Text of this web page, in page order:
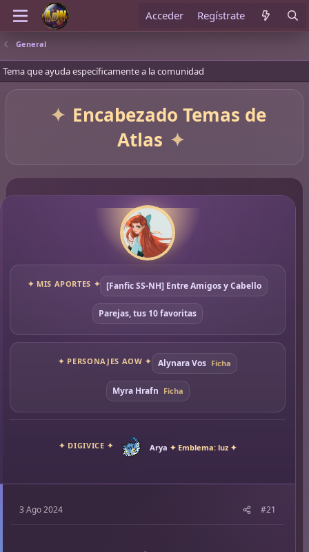
Acceder Regístrate
General
Tema que ayuda específicamente a la comunidad
Encabezado Temas de
Atlas
✦ MIS APORTES ✦ [Fanfic SS-NH] Entre Amigos y Cabello
Parejas, tus 10 favoritas
✦ PERSONAJES AOW ✦ Alynara Vos Ficha
Myra Hrafn Ficha
✦ DIGIVICE ✦ Arya ✦ Emblema: luz ✦
3 Ago 2024 #21